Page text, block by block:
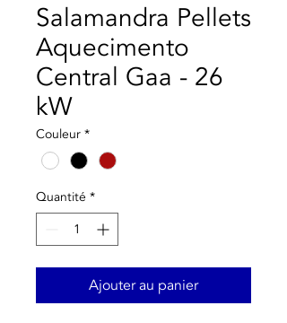
Salamandra Pellets
Aquecimento
Central Gaa - 26
kW
Couleur *
Quantité *
Ajouter au panier